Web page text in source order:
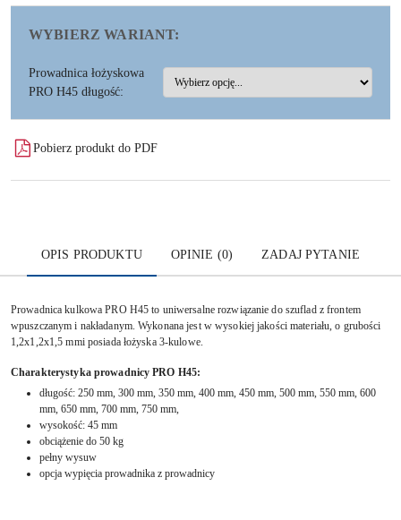
WYBIERZ WARIANT:
Prowadnica łożyskowa
PRO H45 długość:
Pobierz produkt do PDF
OPIS PRODUKTU OPINIE (0) ZADAJ PYTANIE
Prowadnica kulkowa PRO H45 to uniwersalne rozwiązanie do szuflad z frontem
wpuszczanym i nakładanym. Wykonana jest w wysokiej jakości materiału, o grubości
1,2x1,2x1,5 mmi posiada łożyska 3-kulowe.
Charakterystyka prowadnicy PRO H45:
długość: 250 mm, 300 mm, 350 mm, 400 mm, 450 mm, 500 mm, 550 mm, 600
mm, 650 mm, 700 mm, 750 mm,
wysokość: 45 mm
obciążenie do 50 kg
pełny wysuw
opcja wypięcia prowadnika z prowadnicy